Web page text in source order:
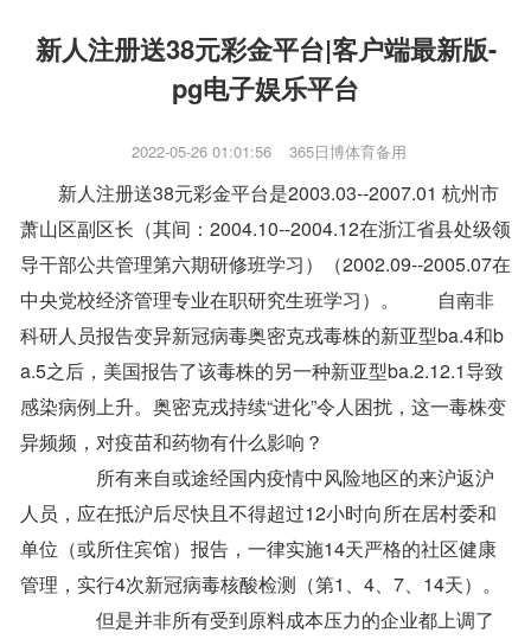
新人注册送38元彩金平台|客户端最新版-
pg电子娱乐平台
2022-05-26 01:01:56 365日博体育备用
新人注册送38元彩金平台是2003.03--2007.01 杭州市
萧山区副区长（其间：2004.10--2004.12在浙江省县处级领
导干部公共管理第六期研修班学习）（2002.09--2005.07在
中央党校经济管理专业在职研究生班学习）。 自南非
科研人员报告变异新冠病毒奥密克戎毒株的新亚型ba.4和b
a.5之后，美国报告了该毒株的另一种新亚型ba.2.12.1导致
感染病例上升。奥密克戎持续“进化”令人困扰，这一毒株变
异频频，对疫苗和药物有什么影响？
所有来自或途经国内疫情中风险地区的来沪返沪
人员，应在抵沪后尽快且不得超过12小时向所在居村委和
单位（或所住宾馆）报告，一律实施14天严格的社区健康
管理，实行4次新冠病毒核酸检测（第1、4、7、14天）。
但是并非所有受到原料成本压力的企业都上调了